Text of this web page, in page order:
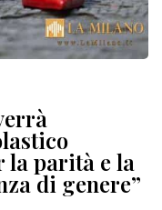
la parità e la
di genere”